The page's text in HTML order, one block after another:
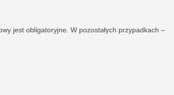
jest obligatoryjne. W pozostałych przypadkach –